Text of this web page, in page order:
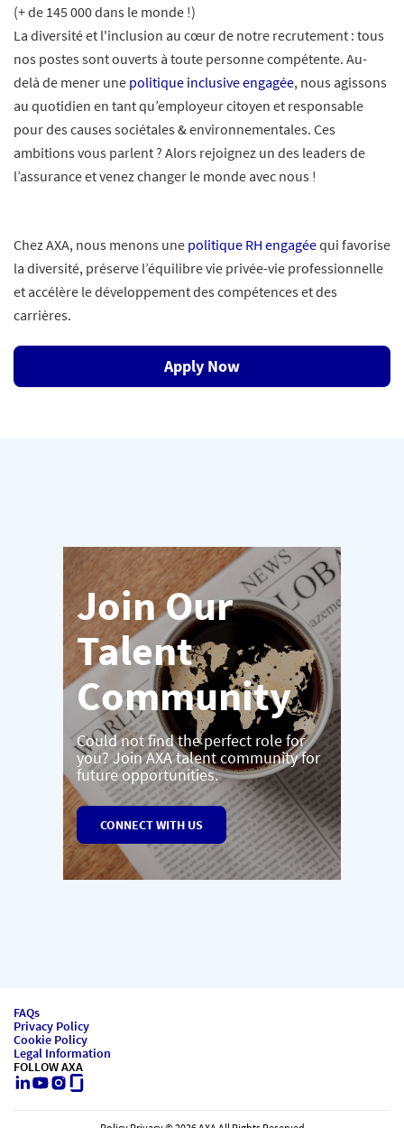
(+ de 145 000 dans le monde !)
La diversité et l'inclusion au cœur de notre recrutement : tous
nos postes sont ouverts à toute personne compétente. Au-
delà de mener une politique inclusive engagée, nous agissons
au quotidien en tant qu’employeur citoyen et responsable
pour des causes sociétales & environnementales. Ces
ambitions vous parlent ? Alors rejoignez un des leaders de
l’assurance et venez changer le monde avec nous !
Chez AXA, nous menons une politique RH engagéequi favorise
la diversité, préserve l’équilibre vie privée-vie professionnelle
et accélère le développement des compétences et des
carrières.
Apply Now
Join Our
Talent
Community
Could not find the perfect role for
you? Join AXA talent community for
future opportunities.
CONNECT WITH US
FAQs
Privacy Policy
Cookie Policy
Legal Information
FOLLOW AXA
LinkedIn
Youtube
Instagram
Glassdoor